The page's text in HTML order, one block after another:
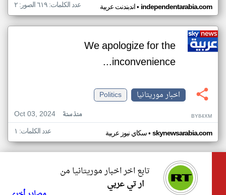
اندبندنت عربية• independentarabia.com عدد الكلمات: ٦١٩ الصور: ٢
We apologize for the
inconvenience...
اخبار موريتانيا
Politics
Oct 03, 2024
منذ سنة BY84XM
سكاي نيوز عربية• skynewsarabia.com عدد الكلمات: ١
تابع اخر اخبار موريتانيا من
ار تي عربي